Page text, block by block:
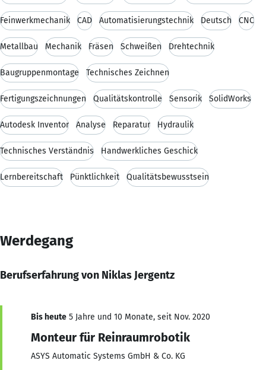
Feinwerkmechanik CAD Automatisierungstechnik Deutsch CNC
Metallbau Mechanik Fräsen Schweißen Drehtechnik
Baugruppenmontage Technisches Zeichnen
Fertigungszeichnungen Qualitätskontrolle Sensorik SolidWorks
Autodesk Inventor Analyse Reparatur Hydraulik
Technisches Verständnis Handwerkliches Geschick
Lernbereitschaft Pünktlichkeit Qualitätsbewusstsein
Werdegang
Berufserfahrung von Niklas Jergentz
Bis heute 5 Jahre und 10 Monate, seit Nov. 2020
Monteur für Reinraumrobotik
ASYS Automatic Systems GmbH & Co. KG